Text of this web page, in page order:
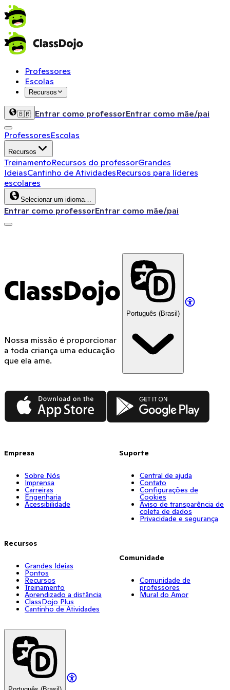
Professores
Escolas
Recursos
🇧🇷 Entrar como professorEntrar como mãe/pai
ProfessoresEscolas
Recursos
TreinamentoRecursos do professorGrandes
IdeiasCantinho de AtividadesRecursos para líderes
escolares
Selecionar um idioma…
Entrar como professorEntrar como mãe/pai
ClassDojo
Nossa missão é proporcionar
a toda criança uma educação
que ela ame.
Português (Brasil)
App Store Google Play
Empresa
Sobre Nós
Imprensa
Carreiras
Engenharia
Acessibilidade
Recursos
Grandes Ideias
Pontos
Recursos
Treinamento
Aprendizado a distância
ClassDojo Plus
Cantinho de Atividades
Suporte
Central de ajuda
Contato
Configurações de
Cookies
Aviso de transparência de
coleta de dados
Privacidade e segurança
Comunidade
Comunidade de
professores
Mural do Amor